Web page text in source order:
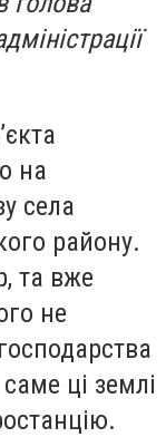
на
села
району.
та вже
не
ці землі